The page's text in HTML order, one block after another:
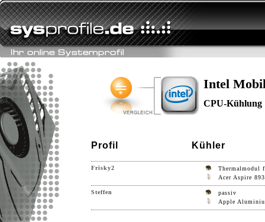
Intel
CPU-Kühlung
Profil Kühler
Frisky2
Thermalmodul
Acer Aspire
Steffen
passiv
Apple